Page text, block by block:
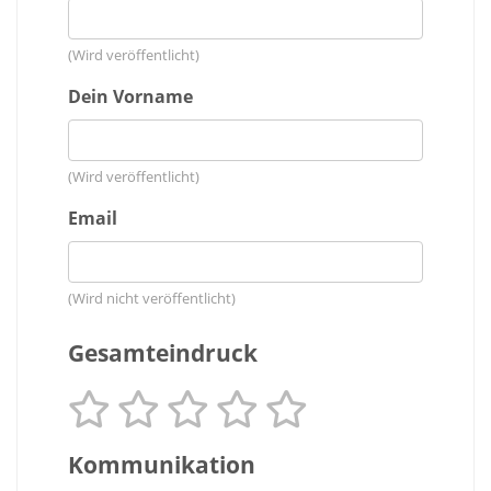
(Wird veröffentlicht)
Dein Vorname
(Wird veröffentlicht)
Email
(Wird nicht veröffentlicht)
Gesamteindruck
Kommunikation